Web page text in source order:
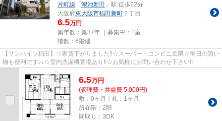
片町線 「 鴻池新田 」駅 徒歩22分
大阪府東大阪市稲田新町 ２丁目
6.5万円
築年数：築37年 ｜募集中： 1室
階数：6階建
【サンハイツ稲田】☆家賃下がりました!!☆スーパー・コンビニ近隣☆毎日の買い
物も便利です♪♪☆室内洗濯機置場あり!!☆お気軽にお問い合わせ下さい!!
6.5万円
(管理費・共益費 5,000円)
敷：0ヶ月｜礼：1ヶ月
所在階：2階
間取り：3DK